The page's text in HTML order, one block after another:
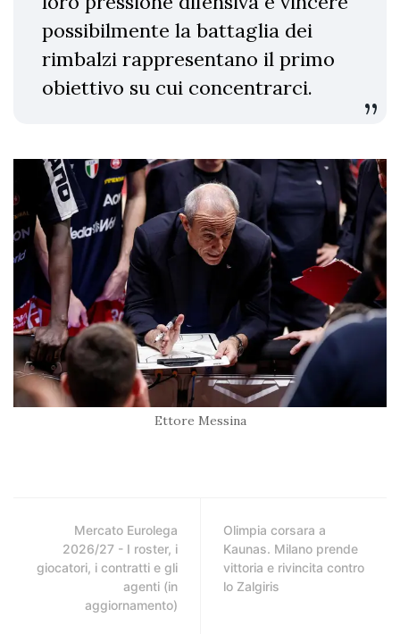
possibilmente la battaglia dei
rimbalzi rappresentano il primo
obiettivo su cui concentrarci.
Ettore Messina
Mercato Eurolega
2026/27 - I roster, i
giocatori, i contratti e gli
agenti (in
aggiornamento)
Olimpia corsara a
Kaunas. Milano prende
vittoria e rivincita contro
lo Zalgiris